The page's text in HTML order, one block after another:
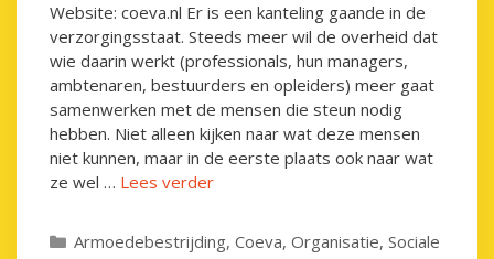
Website: coeva.nl Er is een kanteling gaande in de
verzorgingsstaat. Steeds meer wil de overheid dat
wie daarin werkt (professionals, hun managers,
ambtenaren, bestuurders en opleiders) meer gaat
samenwerken met de mensen die steun nodig
hebben. Niet alleen kijken naar wat deze mensen
niet kunnen, maar in de eerste plaats ook naar wat
ze wel … Lees verder
Categorieën
Armoedebestrijding, Coeva, Organisatie, Sociale